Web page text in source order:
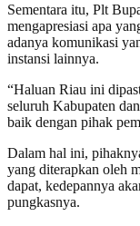
Sementara itu, Plt
mengapresiasi apa
adanya komunikasi
instansi lainnya.
“Haluan Riau ini
seluruh Kabupaten
baik dengan pihak
Dalam hal ini,
yang diterapkan oleh
dapat, kedepannya
pungkasnya.